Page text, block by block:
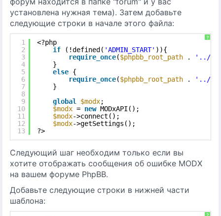
установлена нужная тема). Затем добавьте
следующие строки в начале этого файла:
?
1
2
3
4
5
6
7
8
9
10
11
12
13
<?php
if
(!defined( 'ADMIN_START' )){
require_once($phpbb_root_path .
'../
}
else {
require_once($phpbb_root_path .
'../../
}
global
$modx;
$modx = new MODxAPI();
$modx->connect();
$modx->getSettings();
?>
Следующий шаг необходим только если вы
хотите отображать сообщения об ошибке MODX
на вашем форуме PhpBB.
Добавьте следующие строки в нижней части
шаблона: